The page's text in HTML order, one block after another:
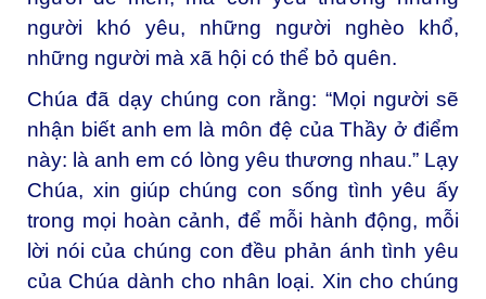
người khó yêu, những người nghèo khổ,
những người mà xã hội có thể bỏ quên.
Chúa đã dạy chúng con rằng: “Mọi người sẽ
nhận biết anh em là môn đệ của Thầy ở điểm
này: là anh em có lòng yêu thương nhau.” Lạy
Chúa, xin giúp chúng con sống tình yêu ấy
trong mọi hoàn cảnh, để mỗi hành động, mỗi
lời nói của chúng con đều phản ánh tình yêu
của Chúa dành cho nhân loại. Xin cho chúng